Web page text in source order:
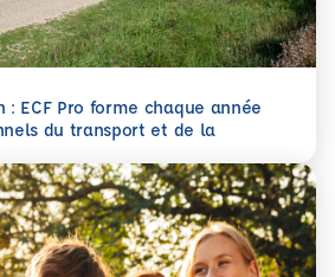
: ECF Pro forme chaque année
du transport et de la
: ECF Pro forme chaque année 110